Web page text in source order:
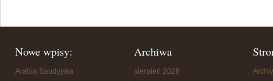
Nowe wpisy:
Arabia Saudyjska
Archiwa
sierpień 2026